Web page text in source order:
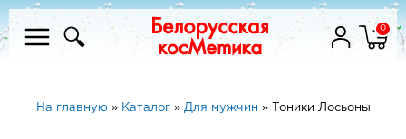
0
На главную» Каталог» Для мужчин » Тоники Лосьоны